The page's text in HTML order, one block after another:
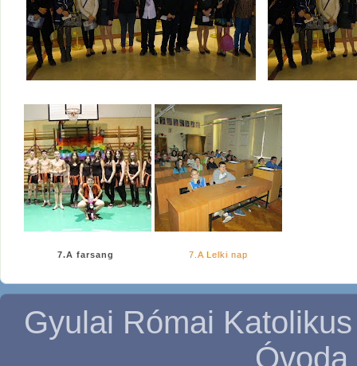
7.A farsang 7.A Lelki nap
Gyulai Római